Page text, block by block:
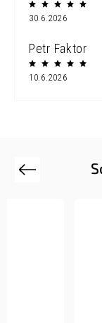
30.6.2026
Petr Faktor
10.6.2026
Previous